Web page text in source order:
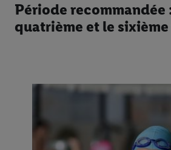
Période recommandée
quatrième et le sixième